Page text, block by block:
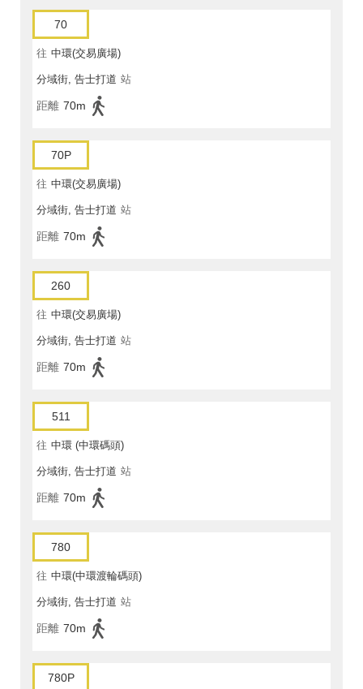
70
往 中環(交易廣場)
分域街, 告士打道 站
距離 70m
70P
往 中環(交易廣場)
分域街, 告士打道 站
距離 70m
260
往 中環(交易廣場)
分域街, 告士打道 站
距離 70m
511
往 中環 (中環碼頭)
分域街, 告士打道 站
距離 70m
780
往 中環(中環渡輪碼頭)
分域街, 告士打道 站
距離 70m
780P